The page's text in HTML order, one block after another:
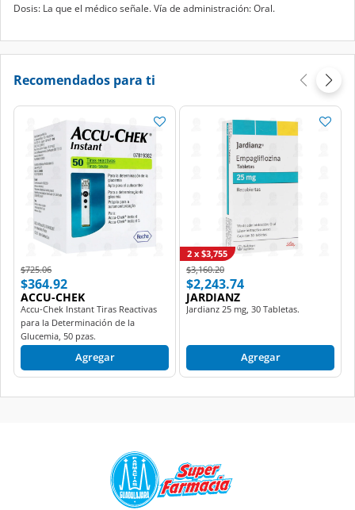
Dosis: La que el médico señale. Vía de administración: Oral.
Recomendados para ti
Price reduced from
$725.06to
$364.92
ACCU-CHEK
Accu-Chek Instant Tiras Reactivas
para la Determinación de la
Glucemia, 50 pzas.
Agregar
Price reduced from
$3,160.20to
$2,243.74
JARDIANZ
Jardianz 25 mg, 30 Tabletas.
2 x $3,755
Agregar